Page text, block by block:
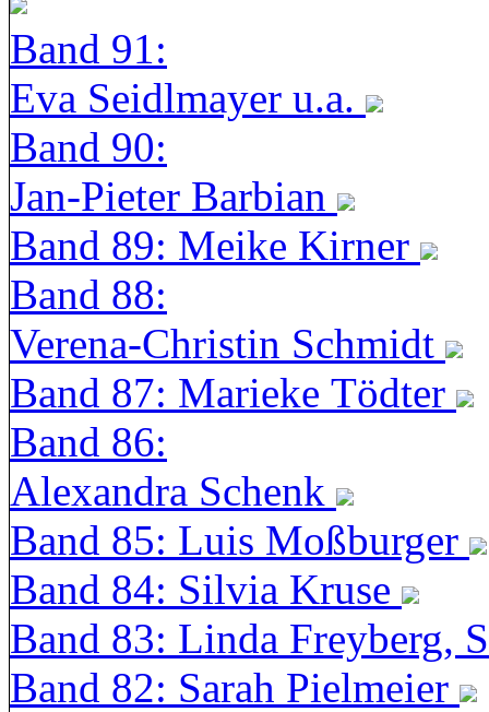
Band 91:
Eva Seidlmayer u.a.
Band 90:
Jan-Pieter Barbian
Band 89: Meike Kirner
Band 88:
Verena-Christin Schmidt
Band 87: Marieke Tödter
Band 86:
Alexandra Schenk
Band 85: Luis Moßburger
Band 84: Silvia Kruse
Band 83: Linda Freyberg,
Band 82: Sarah Pielmeier